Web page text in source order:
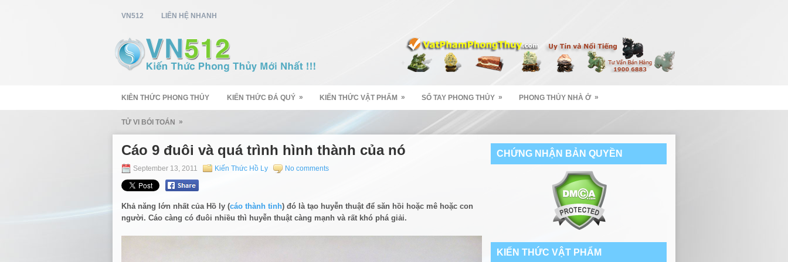
VN512 LIÊN HỆ NHANH
KIÊN THỨC PHONG THỦY KIẾN THỨC ĐÁ QUÝ » KIẾN THỨC VẬT PHẨM » SỔ TAY PHONG THỦY » PHONG THỦY NHÀ Ở »
TỬ VI BÓI TOÁN »
Cáo 9 đuôi và quá trình hình thành của nó
September 13, 2011 Kiến Thức Hồ Ly No comments
Khả năng lớn nhất của Hồ ly (cáo thành tinh) đó là tạo huyễn thuật để săn hồi hoặc mê hoặc con
người. Cáo càng có đuôi nhiều thì huyễn thuật càng mạnh và rất khó phá giải.
CHỨNG NHẬN BẢN QUYỀN
KIẾN THỨC VẬT PHẨM